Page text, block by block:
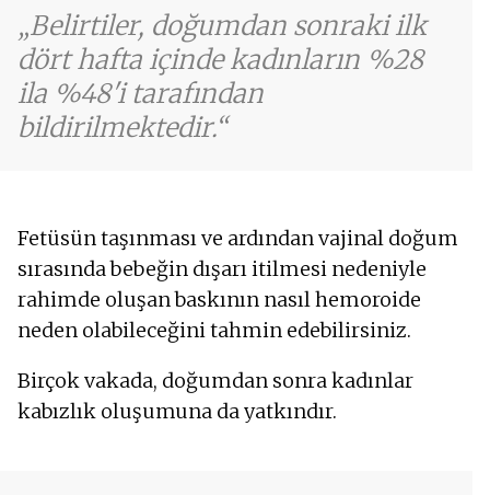
Belirtiler, doğumdan sonraki ilk
dört hafta içinde kadınların %28
ila %48'i tarafından
bildirilmektedir.
Fetüsün taşınması ve ardından vajinal doğum
sırasında bebeğin dışarı itilmesi nedeniyle
rahimde oluşan baskının nasıl hemoroide
neden olabileceğini tahmin edebilirsiniz.
Birçok vakada, doğumdan sonra kadınlar
kabızlık oluşumuna da yatkındır.